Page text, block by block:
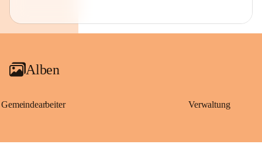
Alben
Gemeindearbeiter Verwaltung